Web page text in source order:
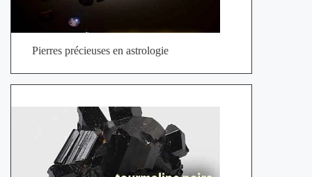
Pierres précieuses en astrologie